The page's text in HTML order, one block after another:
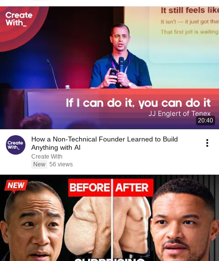
20:40
How a Non-Technical Founder Learned to Build
Anything with AI
Create With
New 56 views